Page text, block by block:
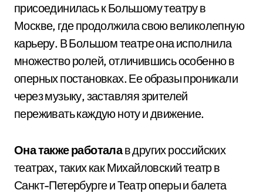
присоединилась к Большому театру в
Москве, где продолжила свою великолепную
карьеру. В Большом театре она исполнила
множество ролей, отличившись особенно в
оперных постановках. Ее образы проникали
через музыку, заставляя зрителей
переживать каждую ноту и движение.
Она также работалав других российских
театрах, таких как Михайловский театр в
Санкт-Петербурге и Театр оперы и балета